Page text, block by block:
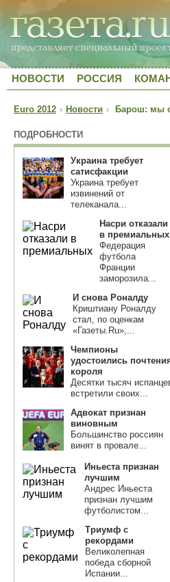
НОВОСТИ РОССИЯ
Euro 2012 › Новости › Барош: мы
ПОДРОБНОСТИ
Украина требует
сатисфакции
Украина требует
извинений от
телеканала...
Насри отказали
в премиальных
Федерация
футбола
Франции
заморозила...
И снова Роналду
Криштиану Роналду
стал, по оценкам
«Газеты.Ru»,...
Чемпионы
удостоились
короля
Десятки тысяч
встретили своих...
Адвокат признан
виновным
Большинство россиян
винят в провале...
Иньеста признан
лучшим
Андрес Иньеста
признан лучшим
футболистом...
Триумф с
рекордами
Великолепная
победа сборной
Испании...